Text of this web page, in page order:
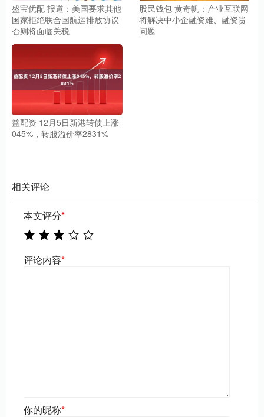
盛宝优配 报道：美国要求其他
国家拒绝联合国航运排放协议
否则将面临关税
股民钱包 黄奇帆：产业互联网
将解决中小企融资难、融资贵
问题
益配资 12月5日新港转债上涨
045%，转股溢价率2831%
相关评论
本文评分*
评论内容*
你的昵称*